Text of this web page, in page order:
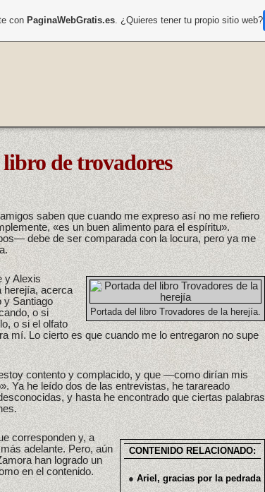
de trovadores
saben que cuando me expreso así no me refiero
«es un buen alimento para el espíritu».
debe de ser comparada con la locura, pero ya me
Portada del libro Trovadores de la herejía.
y Alexis
herejía, acerca
y Santiago
o si
o si el olfato
mí. Lo cierto es que cuando me lo entregaron no supe
contento y complacido, y que —como dirían mis
Ya he leído dos de las entrevistas, he tarareado
y hasta he encontrado que ciertas palabras
CONTENIDO RELACIONADO:
●Ariel, gracias por la pedrada
corresponden y, a
adelante. Pero, aún
han logrado un
en el contenido.
con PaginaWebGratis.es. ¿Quieres tener tu propio sitio web?